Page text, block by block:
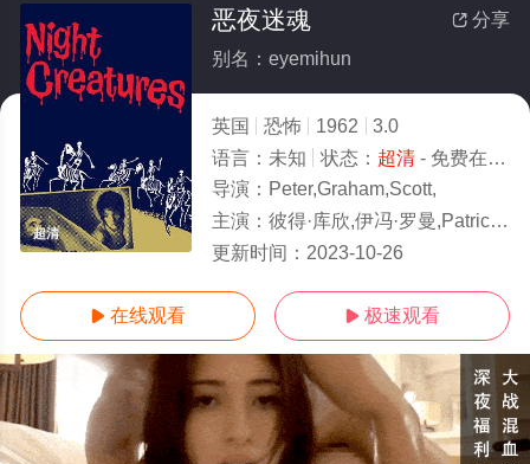
超清
 分享
恶夜迷魂
别名：eyemihun
英国 恐怖 1962
3.0
语言： 未知 状态： 超清- 免费在线观看
导演： Peter,Graham,Scott,
主演： 彼得·库欣,伊冯·罗曼,Patrick,Allen,奥列佛·里德,
更新时间： 2023-10-26
 在线观看  极速观看